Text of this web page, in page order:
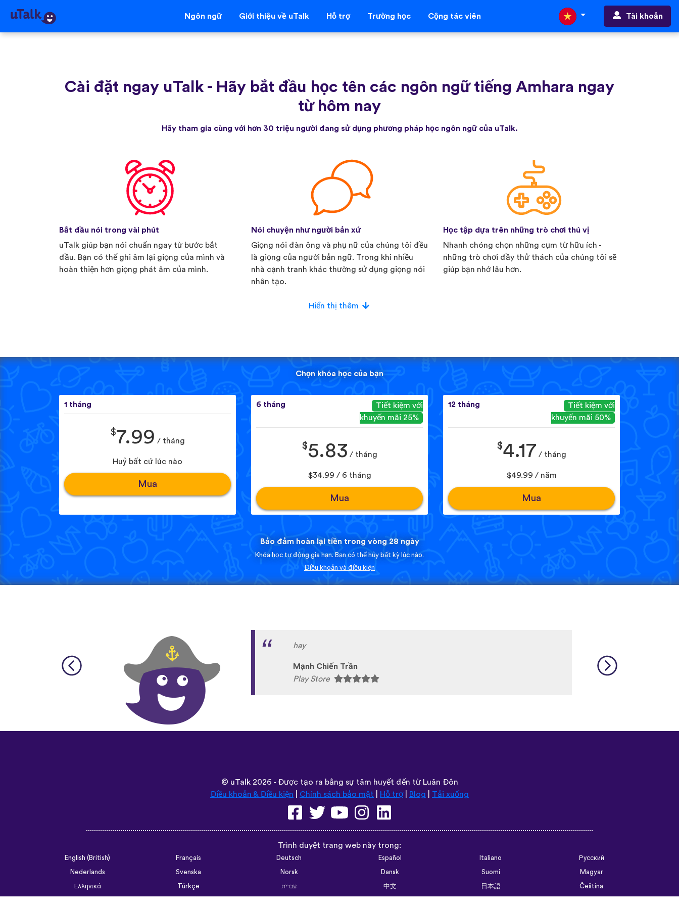
Ngôn ngữ Giới thiệu về uTalk Hỗ trợ Trường học Cộng tác viên Tài khoản
Cài đặt ngay uTalk - Hãy bắt đầu học tên các ngôn ngữ tiếng Amhara ngay
từ hôm nay
Hãy tham gia cùng với hơn 30 triệu người đang sử dụng phương pháp học ngôn ngữ của uTalk.
Bắt đầu nói trong vài phút
uTalk giúp bạn nói chuẩn ngay từ bước bắt
đầu. Bạn có thể ghi âm lại giọng của mình và
hoàn thiện hơn giọng phát âm của mình.
Nói chuyện như người bản xứ
Giọng nói đàn ông và phụ nữ của chúng tôi đều
là giọng của người bản ngữ. Trong khi nhiều
nhà cạnh tranh khác thường sử dụng giọng nói
nhân tạo.
Học tập dựa trên những trò chơi thú vị
Nhanh chóng chọn những cụm từ hữu ích -
những trò chơi đầy thử thách của chúng tôi sẽ
giúp bạn nhớ lâu hơn.
Hiển thị thêm
Chọn khóa học của bạn
1 tháng
$7.99 / tháng
Huỷ bất cứ lúc nào
Mua
6 tháng
Tiết kiệm với
khuyến mãi 25%
$5.83 / tháng
$34.99 / 6 tháng
Mua
12 tháng
Tiết kiệm với
khuyến mãi 50%
$4.17 / tháng
$49.99 / năm
Mua
Bảo đảm hoàn lại tiền trong vòng 28 ngày
Khóa học tự động gia hạn. Bạn có thể hủy bất kỳ lúc nào.
Điều khoản và điều kiện
I love this app I'm using it to learn amharic and it makes it so easy for me
the word. I highly recommend this app for people who want to learn
languages and I hope it helps them as much as ut helped me
Play Store
2026 - Được tạo ra bằng sự tâm huyết đến từ Luân Đôn
Điều khoản & Điều kiện| Chính sách bảo mật |Hỗ trợ
Trình duyệt trang web này trong:
Русский
Nederlands
Svenska Norsk Dansk Suomi
Magyar